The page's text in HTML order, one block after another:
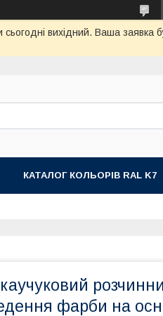
вихідний. Ваша
КАТАЛОГ КОЛЬОРІВ RAL K7
фарби на